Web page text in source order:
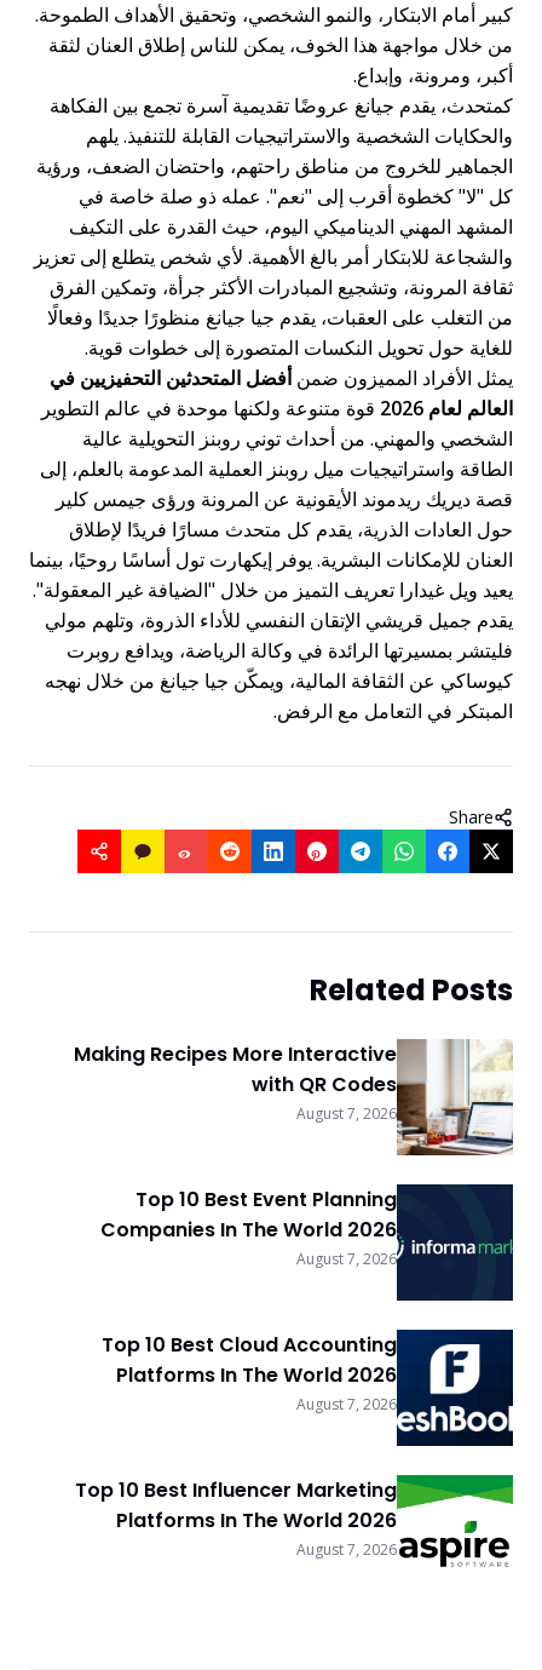
كبير أمام الابتكار، والنمو الشخصي، وتحقيق الأهداف الطموحة.
من خلال مواجهة هذا الخوف، يمكن للناس إطلاق العنان لثقة
أكبر، ومرونة، وإبداع.
كمتحدث، يقدم جيانغ عروضًا تقديمية آسرة تجمع بين الفكاهة
والحكايات الشخصية والاستراتيجيات القابلة للتنفيذ. يلهم
الجماهير للخروج من مناطق راحتهم، واحتضان الضعف، ورؤية
كل "لا" كخطوة أقرب إلى "نعم". عمله ذو صلة خاصة في
المشهد المهني الديناميكي اليوم، حيث القدرة على التكيف
والشجاعة للابتكار أمر بالغ الأهمية. لأي شخص يتطلع إلى تعزيز
ثقافة المرونة، وتشجيع المبادرات الأكثر جرأة، وتمكين الفرق
من التغلب على العقبات، يقدم جيا جيانغ منظورًا جديدًا وفعالًا
للغاية حول تحويل النكسات المتصورة إلى خطوات قوية.
يمثل الأفراد المميزون ضمنأفضل المتحدثين التحفيزيين في
العالم لعام 2026
قوة متنوعة ولكنها موحدة في عالم التطوير
الشخصي والمهني. من أحداث توني روبنز التحويلية عالية
الطاقة واستراتيجيات ميل روبنز العملية المدعومة بالعلم، إلى
قصة ديريك ريدموند الأيقونية عن المرونة ورؤى جيمس كلير
حول العادات الذرية، يقدم كل متحدث مسارًا فريدًا لإطلاق
العنان للإمكانات البشرية. يوفر إيكهارت تول أساسًا روحيًا، بينما
يعيد ويل غيدارا تعريف التميز من خلال "الضيافة غير المعقولة".
يقدم جميل قريشي الإتقان النفسي للأداء الذروة، وتلهم مولي
فليتشر بمسيرتها الرائدة في وكالة الرياضة، ويدافع روبرت
كيوساكي عن الثقافة المالية، ويمكّن جيا جيانغ من خلال نهجه
المبتكر في التعامل مع الرفض.
Share
Related Posts
Making Recipes More Interactive
with QR Codes
August 7, 2026
Top 10 Best Event Planning
Companies In The World 2026
August 7, 2026
Top 10 Best Cloud Accounting
Platforms In The World 2026
August 7, 2026
Top 10 Best Influencer Marketing
Platforms In The World 2026
August 7, 2026